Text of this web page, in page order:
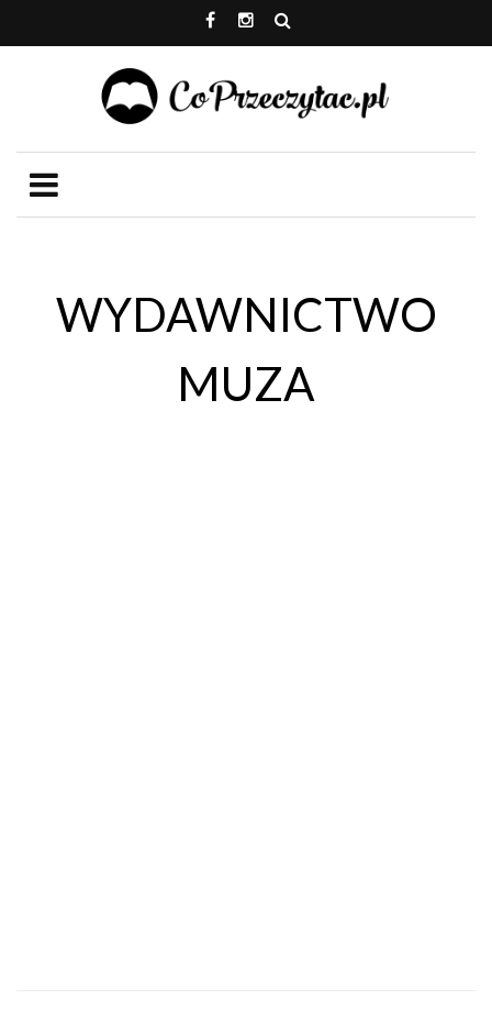
WYDAWNICTWO
MUZA